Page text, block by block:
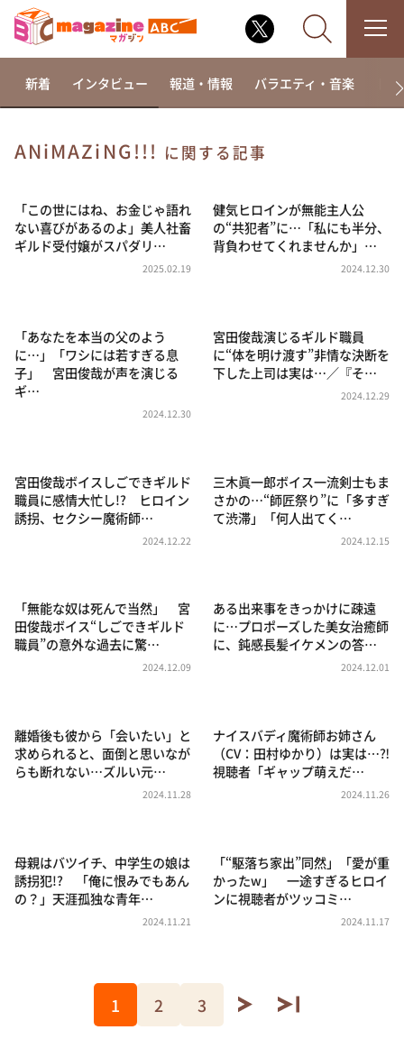
相席食堂
これ余談なんですけど・・・
～人生密着トークバラエティ！～ やすとものいたっ
news おかえり
河合＆A.B.C-Z塚田×福井アナ「なんでやねん！？」
（news おかえり）
DAIGOも台所 ～きょうの献立 何にする？～
朝だ！生です旅サラダ
教えて！ニュースライブ 正義のミカタ
ＬＩＦＥ～夢のカタチ～
ザキ山小屋本館
ぺこぱのまるスポ
新着 インタビュー 報道・情報 バラエティ・音楽 ド
ANiMAZiNG!!! に関する記事
「この世にはね、お金じゃ語れ
ない喜びがあるのよ」美人社畜
ギルド受付嬢がスパダリ…
2025.02.19
健気ヒロインが無能主人公
の“共犯者”に…「私にも半分、
背負わせてくれませんか」…
2024.12.30
「あなたを本当の父のよう
に…」「ワシには若すぎる息
子」 宮田俊哉が声を演じる
ギ…
2024.12.30
宮田俊哉演じるギルド職員
に“体を明け渡す”非情な決断を
下した上司は実は…／『そ…
2024.12.29
宮田俊哉ボイスしごできギルド
職員に感情大忙し!? ヒロイン
誘拐、セクシー魔術師…
2024.12.22
三木眞一郎ボイス一流剣士もま
さかの…“師匠祭り”に「多すぎ
て渋滞」「何人出てく…
2024.12.15
「無能な奴は死んで当然」 宮
田俊哉ボイス“しごできギルド
職員”の意外な過去に驚…
2024.12.09
ある出来事をきっかけに疎遠
に…プロポーズした美女治癒師
に、鈍感長髪イケメンの答…
2024.12.01
離婚後も彼から「会いたい」と
求められると、面倒と思いなが
らも断れない…ズルい元…
2024.11.28
ナイスバディ魔術師お姉さん
（CV：田村ゆかり）は実は…⁈
視聴者「ギャップ萌えだ…
2024.11.26
母親はバツイチ、中学生の娘は
誘拐犯!? 「俺に恨みでもあん
の？」天涯孤独な青年…
2024.11.21
「“駆落ち家出”同然」「愛が重
かったw」 一途すぎるヒロイ
ンに視聴者がツッコミ…
2024.11.17
1 2 3